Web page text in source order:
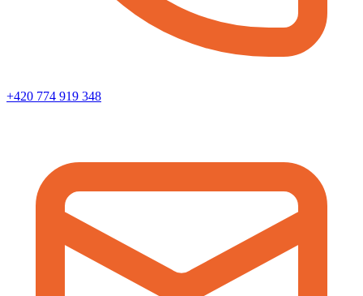
+420 774 919 348